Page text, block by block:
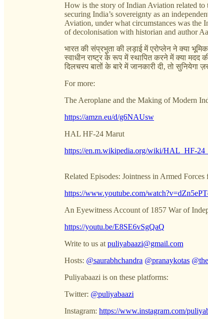
How is the story of Indian Aviation related
securing India’s sovereignty as an
Aviation, under what circumstances was the
of decolonisation with historian and author
भारत की संप्रभुता की लड़ाई में एरोप्लेन ने क्या
स्वाधीन राष्ट्र के रूप में स्थापित करने में क्या मदद
दिलचस्प बातों के बारे में जानकारी दी, तो सुनियेगा
For more:
The Aeroplane and the Making of Modern
https://amzn.eu/d/g6NAUsw
HAL HF-24 Marut
https://en.m.wikipedia.org/wiki/HAL_HF-
Related Episodes: Jointness in Armed
https://www.youtube.com/
An Eyewitness Account of 1857 War of
https://youtu.be/E8SE6vSgQaQ
Write to us at puliyabaazi@gmail.com
Hosts: @saurabhchandra @pranaykotas
Puliyabaazi is on these platforms:
Twitter: @puliyabaazi
Instagram: https://www.instagram.com/